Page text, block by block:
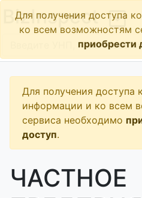
BizInspect
Для получения доступа
ко всем возможностям
приобрести
Для получения доступа
информации и ко всем
сервиса необходимо
доступ.
ЧАСТНОЕ